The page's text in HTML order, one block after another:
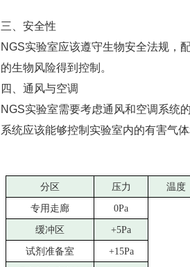
三、安全性
NGS实验室应该遵守生物安全法规，
的生物风险得到控制。
四、通风与空调
NGS实验室需要考虑通风和空调系统
系统应该能够控制实验室内的有害气
分区 压力 温度
专用走廊 0Pa
缓冲区 +5Pa
试剂准备室 +15Pa